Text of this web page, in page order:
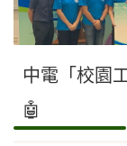
中電「校園
🤖